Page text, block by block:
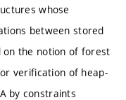
whose
between stored
on the notion of forest
verification of heap-
by constraints